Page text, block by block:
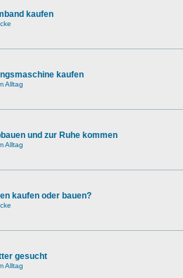
kaufen
kaufen
Alltag
und zur Ruhe kommen
Alltag
kaufen oder bauen?
gesucht
Alltag